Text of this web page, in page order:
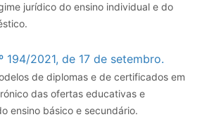
jurídico do ensino individual e do
194/2021, de 17 de setembro.
de diplomas e de certificados em
das ofertas educativas e
ensino básico e secundário.